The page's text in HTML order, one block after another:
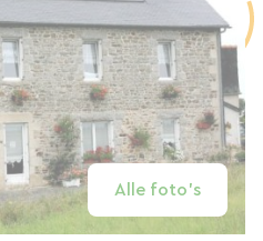
Alle foto's